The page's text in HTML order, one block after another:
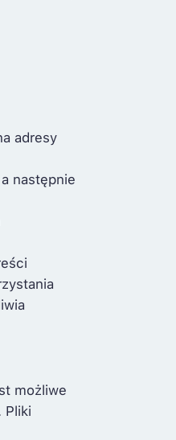
adresy
następnie
możliwe
Pliki